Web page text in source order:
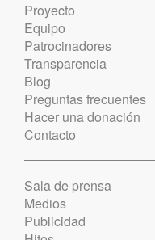
Proyecto
Equipo
Patrocinadores
Transparencia
Blog
Preguntas frecuentes
Hacer una donación
Contacto
Sala de prensa
Medios
Publicidad